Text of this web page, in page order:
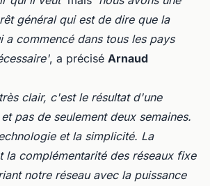
général qui est de dire que la
a commencé dans tous les pays
, a précisé Arnaud
clair, c'est le résultat d'une
pas de seulement deux semaines.
et la simplicité. La
la complémentarité des réseaux fixe
notre réseau avec la puissance